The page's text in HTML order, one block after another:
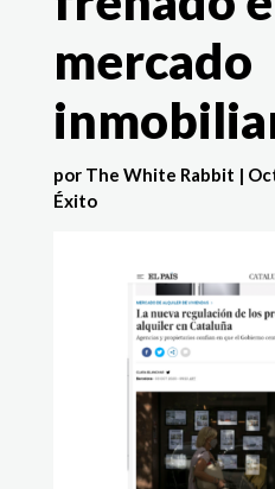
mercado
por The White Rabbit |
Éxito